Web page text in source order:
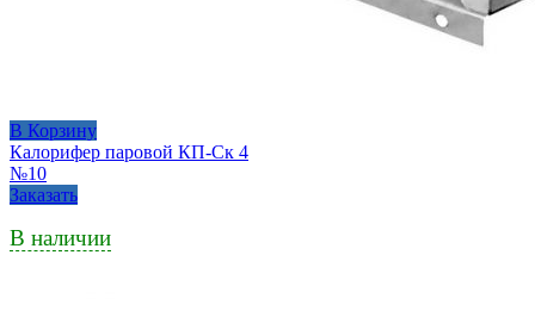
В Корзину
Калорифер паровой КП-Ск 4
№10
Заказать
В наличии